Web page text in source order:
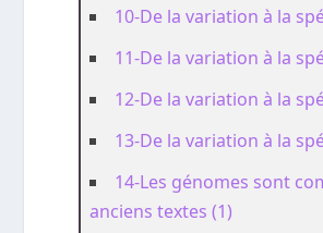
10-De la variation à la
11-De la variation à la
12-De la variation à la
13-De la variation à la
14-Les génomes sont
anciens textes (1)